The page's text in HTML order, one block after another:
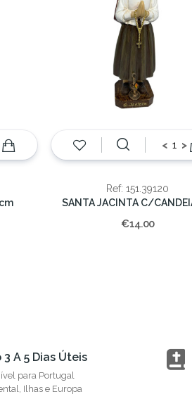
< >
Ref: 151.39120
€14.00
3 A 5 Dias Úteis
para Portugal
Ilhas e Europa